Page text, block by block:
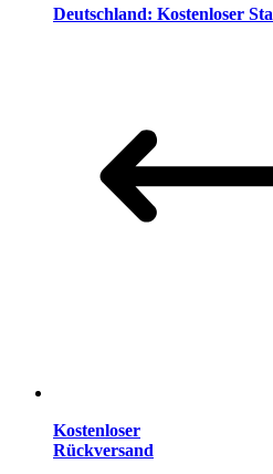
Deutschland: Kostenloser
Kostenloser
Rückversand